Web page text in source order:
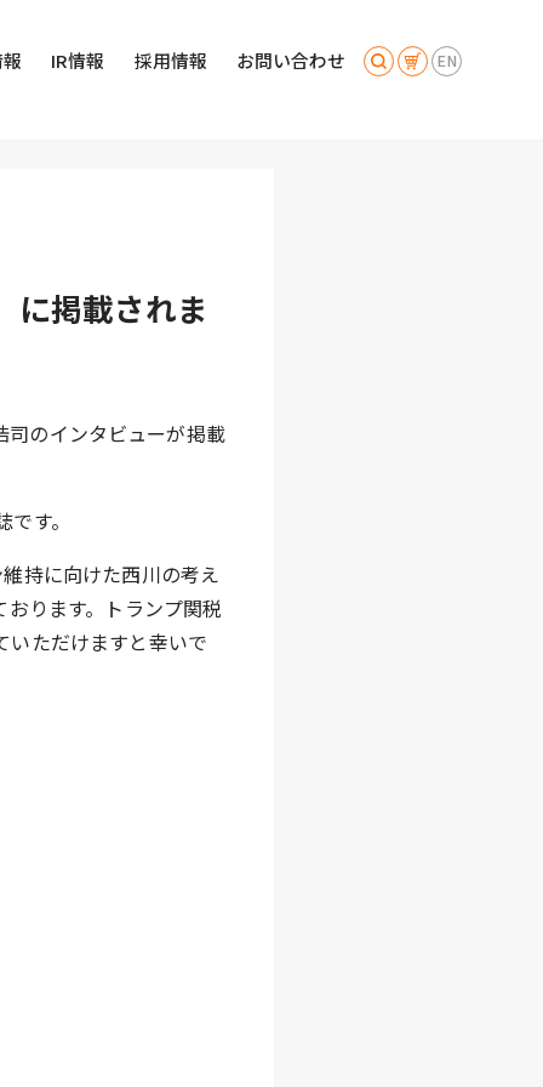
IR情報 採用情報 お問い合わせ EN
に掲載されま
司のインタビューが掲載
す。
持に向けた西川の考え
ります。トランプ関税
いただけますと幸いで